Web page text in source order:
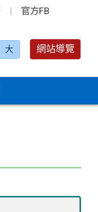
官方FB
大 網站導覽